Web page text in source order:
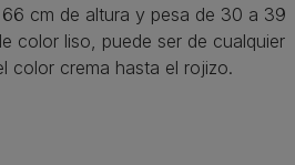
cm de altura y pesa de 30 a 39
color liso, puede ser de cualquier
color crema hasta el rojizo.